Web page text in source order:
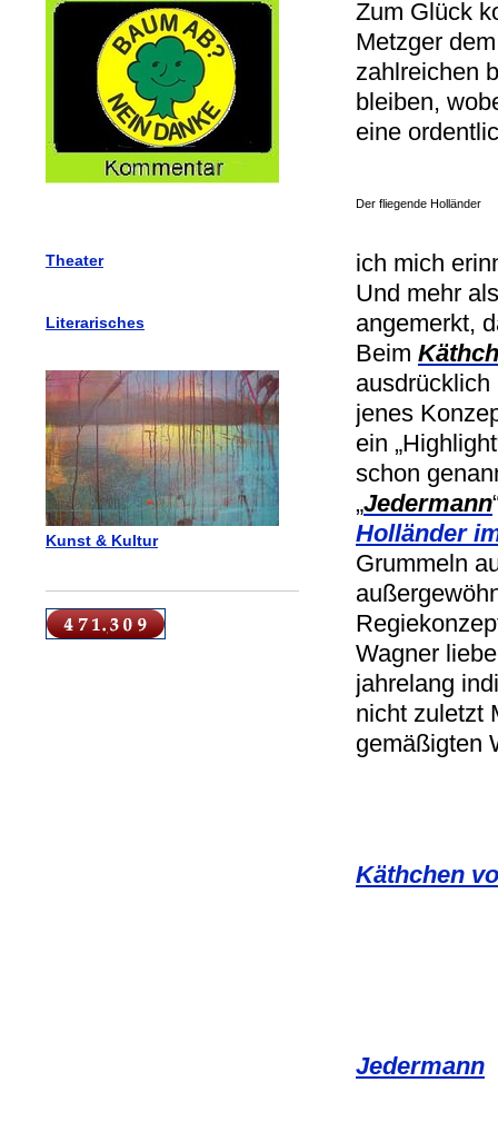
Theater
Literarisches
Kunst & Kultur
Zum Glück
Metzger
zahlreichen
bleiben,
eine
Der fliegende Holländer
ich mich
Und mehr
angemerkt,
Beim
jenes
ein
schon
„Jedermann
Holländer
Grummeln
Wagner
jahrelang
nicht zuletzt
gemäßigten
Käthchen
Jedermann